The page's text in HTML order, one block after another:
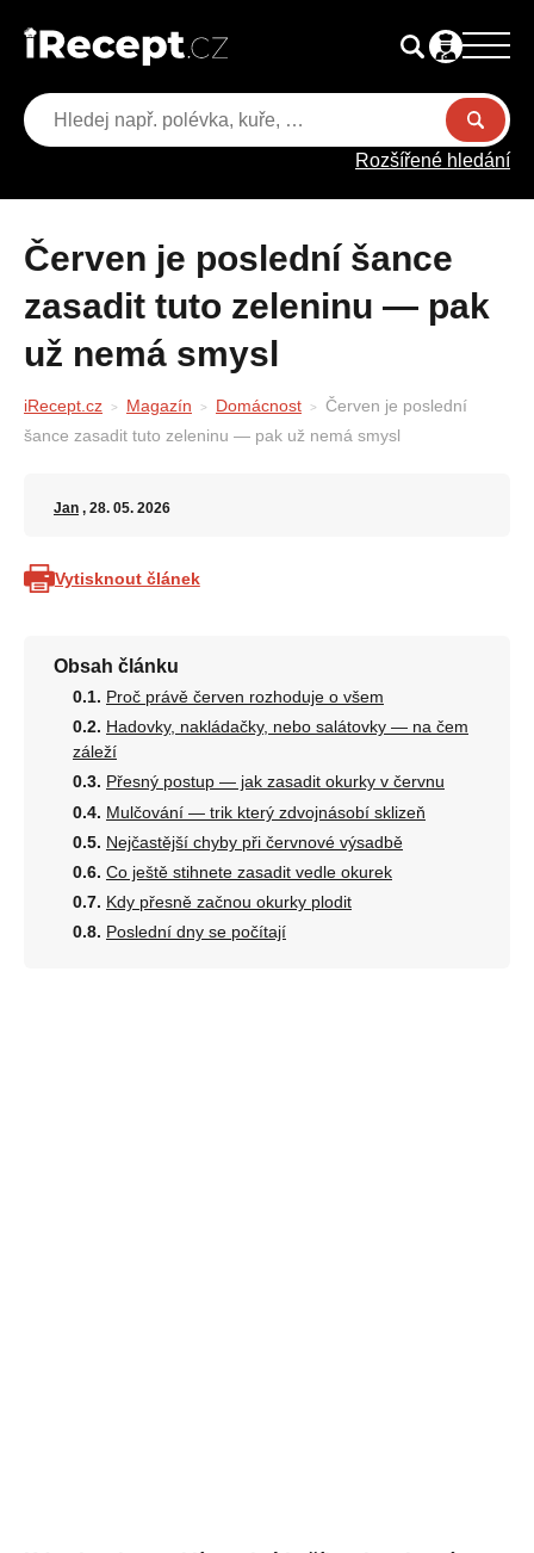
Rozšířené hledání
Červen je poslední šance
zasadit tuto zeleninu — pak
už nemá smysl
iRecept.cz Magazín Domácnost
Červen je poslední
šance zasadit tuto zeleninu — pak už nemá smysl
Jan , 28. 05. 2026
Vytisknout článek
Obsah článku
Proč právě červen rozhoduje o všem
Hadovky, nakládačky, nebo salátovky — na čem
záleží
Přesný postup — jak zasadit okurky v červnu
Mulčování — trik který zdvojnásobí sklizeň
Nejčastější chyby při červnové výsadbě
Co ještě stihnete zasadit vedle okurek
Kdy přesně začnou okurky plodit
Poslední dny se počítají